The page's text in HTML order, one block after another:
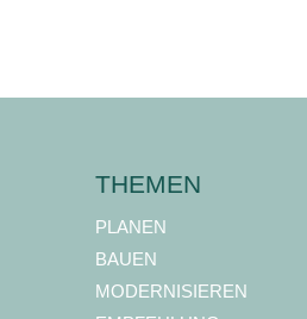
THEMEN
PLANEN
BAUEN
MODERNISIEREN